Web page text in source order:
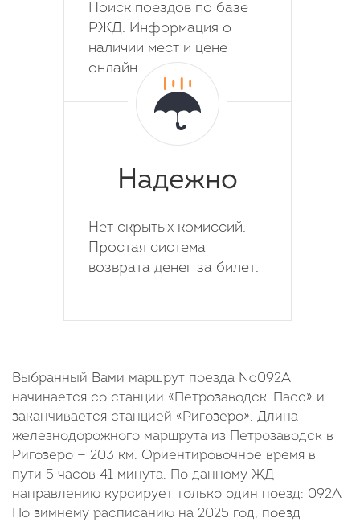
Поиск поездов по базе
РЖД. Информация о
наличии мест и цене
онлайн
Надежно
Нет скрытых комиссий.
Простая система
возврата денег за билет.
Выбранный Вами маршрут поезда №092А
начинается со станции «Петрозаводск-Пасс» и
заканчивается станцией «Ригозеро». Длина
железнодорожного маршрута из Петрозаводск в
Ригозеро — 203 км. Ориентировочное время в
пути 5 часов 41 минута. По данному ЖД
направлению курсирует только один поезд: 092А
По зимнему расписанию на 2025 год, поезд